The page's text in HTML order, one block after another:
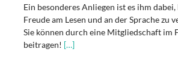
Ein besonderes Anliegen ist es ihm
Freude am Lesen und an der Sprache zu
Sie können durch eine Mitgliedschaft im
beitragen! […]